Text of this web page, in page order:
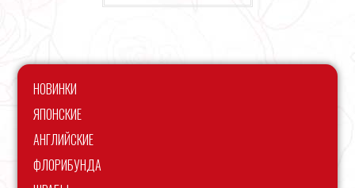
НОВИНКИ
ЯПОНСКИЕ
АНГЛИЙСКИЕ
ФЛОРИБУНДА